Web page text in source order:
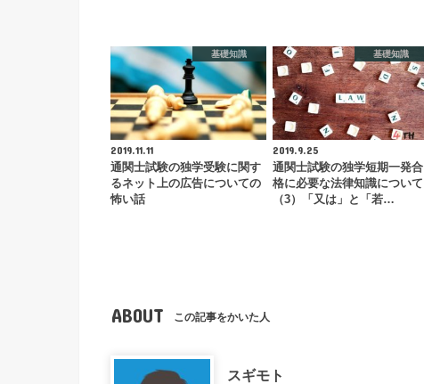
基礎知識
2019.11.11
通関士試験の独学受験に関す
るネット上の広告についての
怖い話
基礎知識
2019.9.25
通関士試験の独学短期一発合
格に必要な法律知識について
（3）「又は」と「若…
ABOUT この記事をかいた人
スギモト